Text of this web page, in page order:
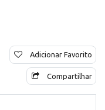
Adicionar Favorito
Compartilhar